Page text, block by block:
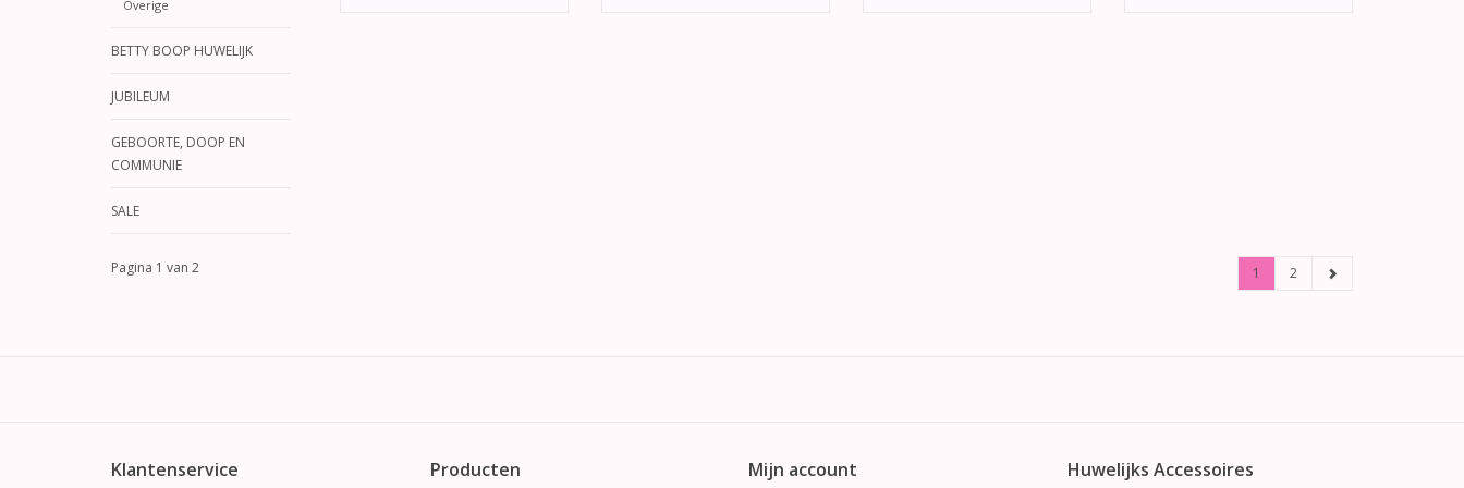
Overige
BETTY BOOP HUWELIJK
JUBILEUM
GEBOORTE, DOOP EN
COMMUNIE
SALE
Pagina 1 van 2 1 2
Klantenservice Producten Mijn account Huwelijks Accessoires